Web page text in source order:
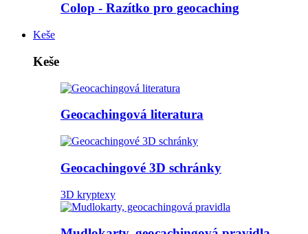
Colop - Razítko pro geocaching
Keše
Keše
Geocachingová literatura
Geocachingové 3D schránky
3D kryptexy